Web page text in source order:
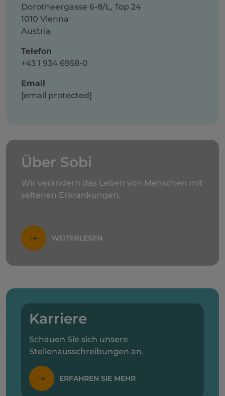
Dorotheergasse 6-8/L, Top 24
1010 Vienna
Austria
Telefon
+43 1 934 6958-0
Email
[email protected]
Über Sobi
Wir verändern das Leben von Menschen mit
seltenen Erkrankungen.
WEITERLESEN
Karriere
Schauen Sie sich unsere
Stellenausschreibungen an.
ERFAHREN SIE MEHR